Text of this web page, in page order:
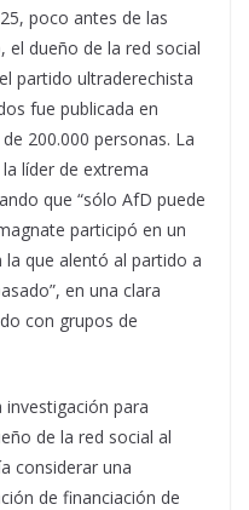
poco antes de las
el dueño de la red social
partido ultraderechista
fue publicada en
200.000 personas. La
líder de extrema
que “sólo AfD puede
participó en un
que alentó al partido a
en una clara
con grupos de
para
de la red social al
considerar una
de financiación de